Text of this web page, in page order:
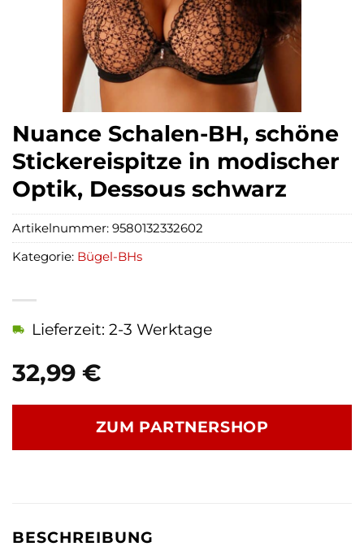
Nuance Schalen-BH, schöne
Stickereispitze in modischer
Optik, Dessous schwarz
32,99 €
Lieferzeit: 2-3 Werktage
ZUM PARTNERSHOP
Artikelnummer: 9580132332602
Kategorie: Bügel-BHs
BESCHREIBUNG